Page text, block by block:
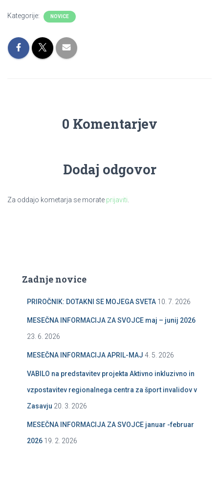
Kategorije: NOVICE
0 Komentarjev
Dodaj odgovor
Za oddajo kometarja se morate prijaviti
Zadnje novice
PRIROČNIK: DOTAKNI SE MOJEGA SVETA 10. 7. 2026
MESEČNA INFORMACIJA ZA SVOJCE maj – junij 2026
23. 6. 2026
MESEČNA INFORMACIJA APRIL-MAJ 4. 5. 2026
VABILO na predstavitev projekta Aktivno inkluzivno in
vzpostavitev regionalnega centra za šport invalidov v
Zasavju 20. 3. 2026
MESEČNA INFORMACIJA ZA SVOJCE januar -februar
2026 19. 2. 2026